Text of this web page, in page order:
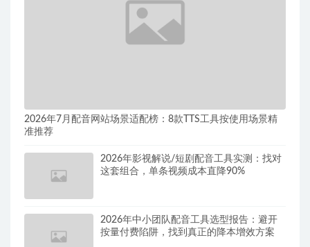
2026年7月配音网站场景适配榜：8款TTS工具按使用场景精
准推荐
2026年影视解说/短剧配音工具实测：找对
这套组合，单条视频成本直降90%
2026年中小团队配音工具选型报告：避开
按量付费陷阱，找到真正的降本增效方案